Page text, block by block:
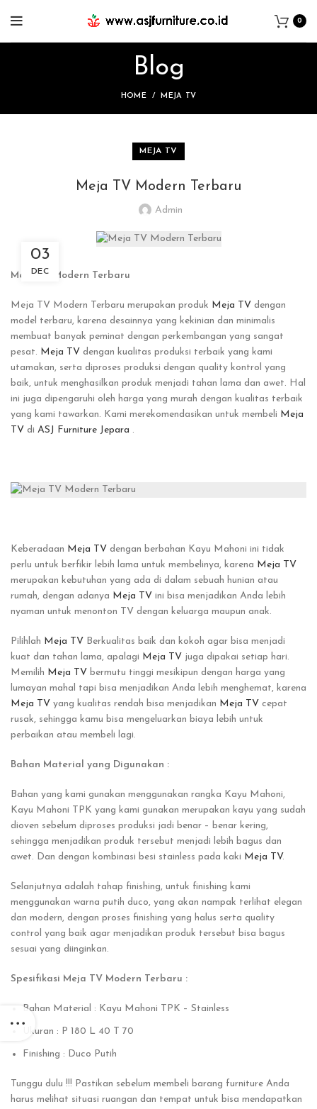
0
Blog
HOME MEJA TV
MEJA TV
Meja TV Modern Terbaru
Admin
03
DEC
Meja TV Modern Terbaru
Meja TV Modern Terbaru merupakan produk Meja TV dengan
model terbaru, karena desainnya yang kekinian dan minimalis
membuat banyak peminat dengan perkembangan yang sangat
pesat. Meja TV dengan kualitas produksi terbaik yang kami
utamakan, serta diproses produksi dengan quality kontrol yang
baik, untuk menghasilkan produk menjadi tahan lama dan awet. Hal
ini juga dipengaruhi oleh harga yang murah dengan kualitas terbaik
yang kami tawarkan. Kami merekomendasikan untuk membeli Meja
TV di ASJ Furniture Jepara .
Keberadaan Meja TV dengan berbahan Kayu Mahoni ini tidak
perlu untuk berfikir lebih lama untuk membelinya, karena Meja TV
merupakan kebutuhan yang ada di dalam sebuah hunian atau
rumah, dengan adanya Meja TV ini bisa menjadikan Anda lebih
nyaman untuk menonton TV dengan keluarga maupun anak.
Pilihlah Meja TV Berkualitas baik dan kokoh agar bisa menjadi
kuat dan tahan lama, apalagi Meja TV juga dipakai setiap hari.
Memilih Meja TV bermutu tinggi mesikipun dengan harga yang
lumayan mahal tapi bisa menjadikan Anda lebih menghemat, karena
Meja TV yang kualitas rendah bisa menjadikan Meja TV cepat
rusak, sehingga kamu bisa mengeluarkan biaya lebih untuk
perbaikan atau membeli lagi.
Bahan Material yang Digunakan :
Bahan yang kami gunakan menggunakan rangka Kayu Mahoni,
Kayu Mahoni TPK yang kami gunakan merupakan kayu yang sudah
dioven sebelum diproses produksi jadi benar – benar kering,
sehingga menjadikan produk tersebut menjadi lebih bagus dan
awet. Dan dengan kombinasi besi stainless pada kaki Meja TV.
Selanjutnya adalah tahap finishing, untuk finishing kami
menggunakan warna putih duco, yang akan nampak terlihat elegan
dan modern, dengan proses finishing yang halus serta quality
control yang baik agar menjadikan produk tersebut bisa bagus
sesuai yang diinginkan.
Spesifikasi Meja TV Modern Terbaru :
Bahan Material : Kayu Mahoni TPK – Stainless
Ukuran : P 180 L 40 T 70
Finishing : Duco Putih
Tunggu dulu !!! Pastikan sebelum membeli barang furniture Anda
harus melihat situasi ruangan dan tempat untuk bisa mendapatkan